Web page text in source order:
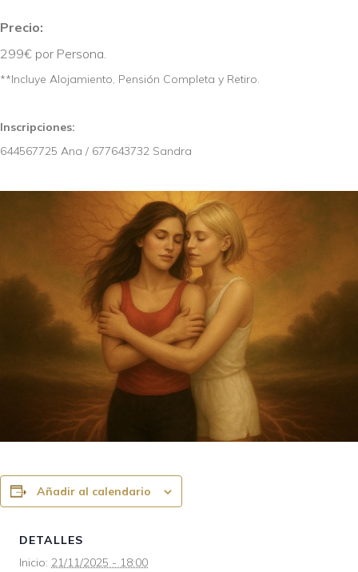
Precio:
299€ por Persona.
**Incluye Alojamiento, Pensión Completa y Retiro.
Inscripciones:
644567725 Ana / 677643732 Sandra
Añadir al calendario
DETALLES
Inicio: 21/11/2025 - 18:00